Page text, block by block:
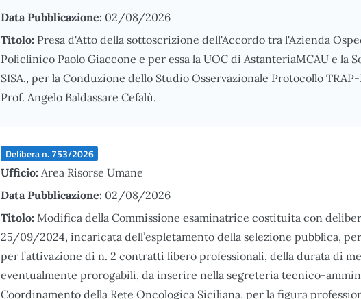
Data Pubblicazione: 02/08/2026
Titolo: Presa d'Atto della sottoscrizione dell'Accordo tra l'Azienda
Policlinico Paolo Giaccone e per essa la UOC di AstanteriaMCAU e la
SISA., per la Conduzione dello Studio Osservazionale Protocollo
Prof. Angelo Baldassare Cefalù.
Delibera n. 753/2026
Ufficio: Area Risorse Umane
Data Pubblicazione: 02/08/2026
Titolo: Modifica della Commissione esaminatrice costituita con
25/09/2024, incaricata dell’espletamento della selezione pubblica,
per l’attivazione di n. 2 contratti libero professionali, della durata di
eventualmente prorogabili, da inserire nella segreteria tecnico-
Coordinamento della Rete Oncologica Siciliana, per la figura